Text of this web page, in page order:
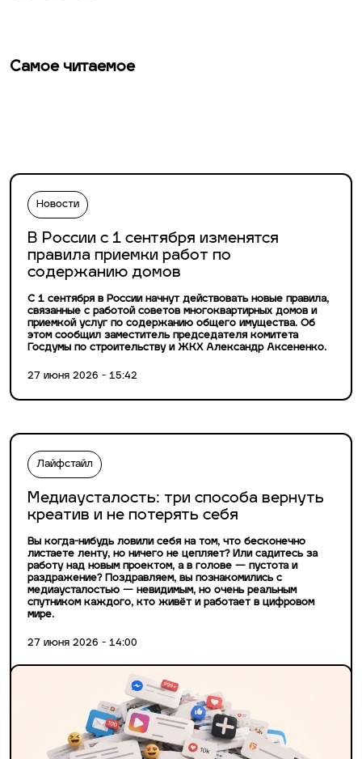
Самое читаемое
Новости
В России с 1 сентября изменятся
правила приемки работ по
содержанию домов
С 1 сентября в России начнут действовать новые правила,
связанные с работой советов многоквартирных домов и
приемкой услуг по содержанию общего имущества. Об
этом сообщил заместитель председателя комитета
Госдумы по строительству и ЖКХ Александр Аксененко.
27 июня 2026 - 15:42
Лайфстайл
Медиаусталость: три способа вернуть
креатив и не потерять себя
Вы когда-нибудь ловили себя на том, что бесконечно
листаете ленту, но ничего не цепляет? Или садитесь за
работу над новым проектом, а в голове — пустота и
раздражение? Поздравляем, вы познакомились с
медиаусталостью — невидимым, но очень реальным
спутником каждого, кто живёт и работает в цифровом
мире.
27 июня 2026 - 14:00